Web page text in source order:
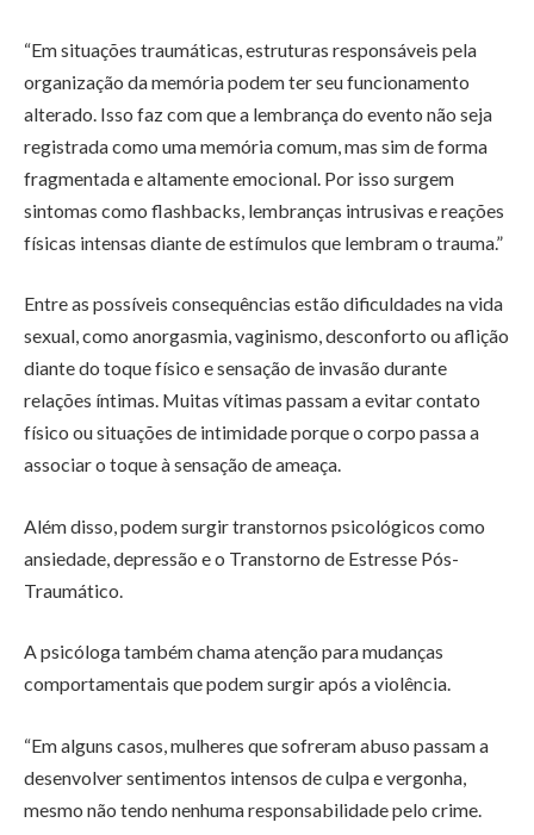
“Em situações traumáticas, estruturas responsáveis pela
organização da memória podem ter seu funcionamento
alterado. Isso faz com que a lembrança do evento não seja
registrada como uma memória comum, mas sim de forma
fragmentada e altamente emocional. Por isso surgem
sintomas como flashbacks, lembranças intrusivas e reações
físicas intensas diante de estímulos que lembram o trauma.”
Entre as possíveis consequências estão dificuldades na vida
sexual, como anorgasmia, vaginismo, desconforto ou aflição
diante do toque físico e sensação de invasão durante
relações íntimas. Muitas vítimas passam a evitar contato
físico ou situações de intimidade porque o corpo passa a
associar o toque à sensação de ameaça.
Além disso, podem surgir transtornos psicológicos como
ansiedade, depressão e o Transtorno de Estresse Pós-
Traumático.
A psicóloga também chama atenção para mudanças
comportamentais que podem surgir após a violência.
“Em alguns casos, mulheres que sofreram abuso passam a
desenvolver sentimentos intensos de culpa e vergonha,
mesmo não tendo nenhuma responsabilidade pelo crime.